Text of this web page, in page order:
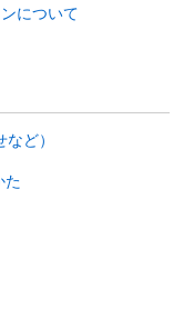
について
ど）
た